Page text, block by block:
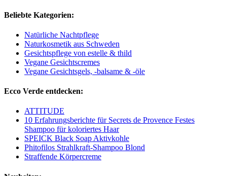
Beliebte Kategorien:
Natürliche Nachtpflege
Naturkosmetik aus Schweden
Gesichtspflege von estelle & thild
Vegane Gesichtscremes
Vegane Gesichtsgels, -balsame & -öle
Ecco Verde entdecken:
ATTITUDE
10 Erfahrungsberichte für Secrets de Provence Festes
Shampoo für koloriertes Haar
SPEICK Black Soap Aktivkohle
Phitofilos Strahlkraft-Shampoo Blond
Straffende Körpercreme